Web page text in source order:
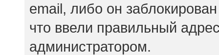
email, либо он
что ввели правильный
администратором.